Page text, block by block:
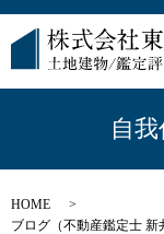
自
HOME
ブログ（不動産鑑定士 新